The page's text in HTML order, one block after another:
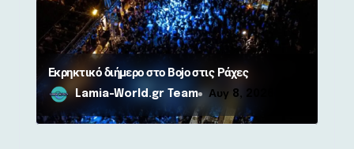
Εκρηκτικό διήμερο στο Bojo στις Ράχες
Lamia-World.gr Team Αυγ 8, 2026